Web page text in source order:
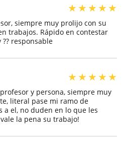
★★★★★
siempre muy prolijo con su
trabajos. Rápido en contestar
responsable
★★★★★
y persona, siempre muy
literal pase mi ramo de
a el, no duden en lo que les
la pena su trabajo!